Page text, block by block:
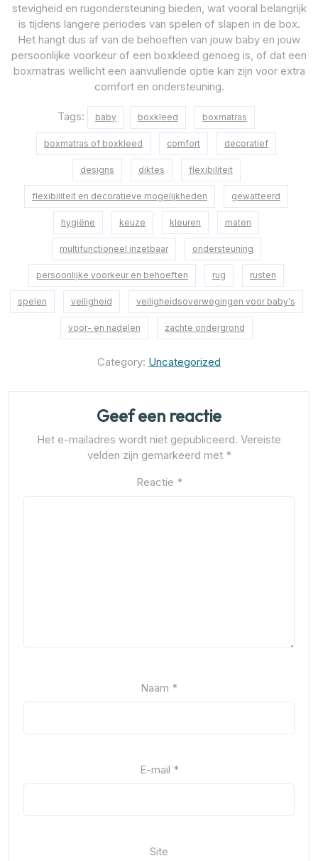
stevigheid en rugondersteuning bieden, wat vooral belangrijk
is tijdens langere periodes van spelen of slapen in de box.
Het hangt dus af van de behoeften van jouw baby en jouw
persoonlijke voorkeur of een boxkleed genoeg is, of dat een
boxmatras wellicht een aanvullende optie kan zijn voor extra
comfort en ondersteuning.
Tags: baby boxkleed boxmatras
boxmatras of boxkleed comfort decoratief
designs diktes flexibiliteit
flexibiliteit en decoratieve mogelijkheden gewatteerd
hygiëne keuze kleuren maten
multifunctioneel inzetbaar ondersteuning
persoonlijke voorkeur en behoeften rug rusten
spelen veiligheid veiligheidsoverwegingen voor baby's
voor- en nadelen zachte ondergrond
Category: Uncategorized
Geef een reactie
Het e-mailadres wordt niet gepubliceerd. Vereiste
velden zijn gemarkeerd met *
Reactie *
Naam *
E-mail *
Site